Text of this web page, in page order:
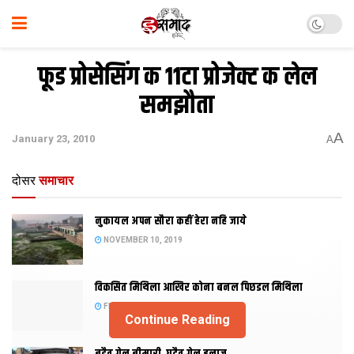
फूड प्रोसेसिंग क 11टा प्रोजेक्ट क लेल
समझौता
January 23, 2010 AA
दोसर समाचार
नुकायल अपन सौरा कहीं हेरा नहि जाये
NOVEMBER 10, 2019
विकसित मिथिला आखिर कोना बनल पिछडल मिथिला
FEBRUARY 23, 2019
Continue Reading